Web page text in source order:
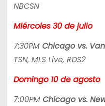
NBCSN
Miércoles 30 de julio
7:30PM Chicago vs.
TSN, MLS Live, RDS2
Domingo 10 de agosto
7:00PM Chicago vs.